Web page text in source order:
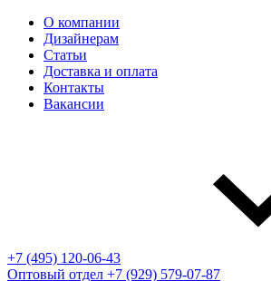
О компании
Дизайнерам
Статьи
Доставка и оплата
Контакты
Вакансии
+7 (495) 120-06-43
Оптовый отдел +7 (929) 579-07-87